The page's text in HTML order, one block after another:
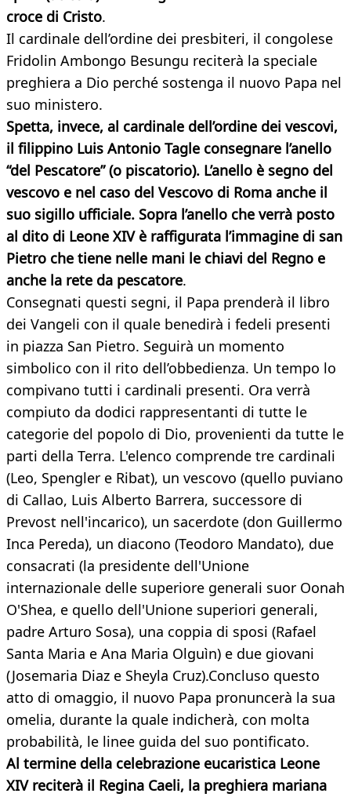
croce di Cristo.
Il cardinale dell’ordine dei presbiteri, il congolese
Fridolin Ambongo Besungu reciterà la speciale
preghiera a Dio perché sostenga il nuovo Papa nel
suo ministero.
Spetta, invece, al cardinale dell’ordine dei vescovi,
il filippino Luis Antonio Tagle consegnare l’anello
“del Pescatore” (o piscatorio). L’anello è segno del
vescovo e nel caso del Vescovo di Roma anche il
suo sigillo ufficiale. Sopra l’anello che verrà posto
al dito di Leone XIV è raffigurata l’immagine di san
Pietro che tiene nelle mani le chiavi del Regno e
anche la rete da pescatore.
Consegnati questi segni, il Papa prenderà il libro
dei Vangeli con il quale benedirà i fedeli presenti
in piazza San Pietro. Seguirà un momento
simbolico con il rito dell’obbedienza. Un tempo lo
compivano tutti i cardinali presenti. Ora verrà
compiuto da dodici rappresentanti di tutte le
categorie del popolo di Dio, provenienti da tutte le
parti della Terra. L'elenco comprende tre cardinali
(Leo, Spengler e Ribat), un vescovo (quello puviano
di Callao, Luis Alberto Barrera, successore di
Prevost nell'incarico), un sacerdote (don Guillermo
Inca Pereda), un diacono (Teodoro Mandato), due
consacrati (la presidente dell'Unione
internazionale delle superiore generali suor Oonah
O'Shea, e quello dell'Unione superiori generali,
padre Arturo Sosa), una coppia di sposi (Rafael
Santa Maria e Ana Maria Olguìn) e due giovani
(Josemaria Diaz e Sheyla Cruz).Concluso questo
atto di omaggio, il nuovo Papa pronuncerà la sua
omelia, durante la quale indicherà, con molta
probabilità, le linee guida del suo pontificato.
Al termine della celebrazione eucaristica Leone
XIV reciterà il Regina Caeli, la preghiera mariana